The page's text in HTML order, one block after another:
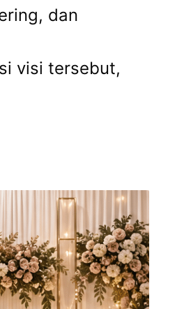
dan
visi tersebut,